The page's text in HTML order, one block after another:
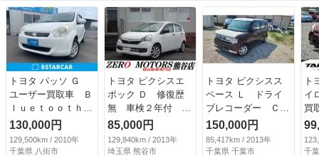
トヨタ パッソ Ｇ
ユーザー買取車 Ｂ
ｌｕｅｔｏｏｔｈ
ＥＴＣ アルミホイ
ール （検9.9）
130,000円
129,500km / 2010年
千葉県 八街市
トヨタ ピクシスエ
ポック Ｄ 修復歴
無 車検２年付 Ｃ
Ｄ ラジオ ＥＴ
Ｃ フルフラット
ドアバイザー ライ
85,000円
129,840km / 2013年
埼玉県 熊谷市
トヨタ ピクシスス
ペース Ｌ ドライ
ブレコーダー Ｃ
Ｄ スマートキー
ツートンカラー タ
イヤホイール１４イ
150,000円
85,417km / 2013年
千葉県 千葉市
ト
イ
買
Ｔ
ｏ
Ｘ
千